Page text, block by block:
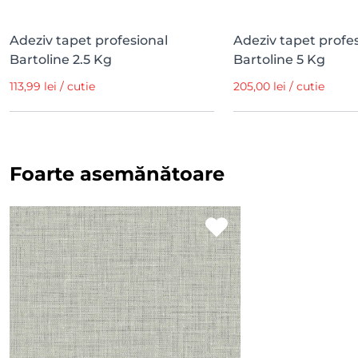
Adeziv tapet profesional
Bartoline 2.5 Kg
113,99 lei / cutie
Adeziv tapet
Bartoline 5 Kg
205,00 lei / cutie
Foarte asemănătoare